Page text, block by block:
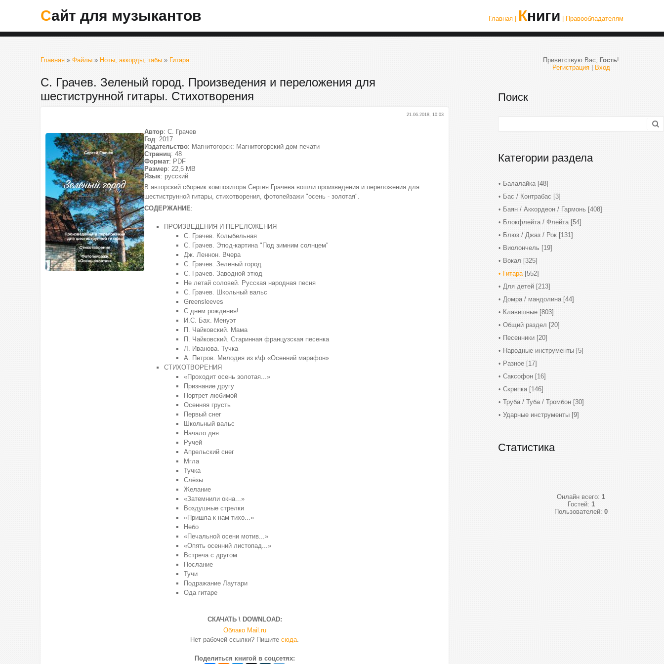
Сайт для музыкантов Главная | Книги | Правообладателям
Главная » Файлы » Ноты, аккорды, табы » Гитара
С. Грачев. Зеленый город. Произведения и переложения для
шестиструнной гитары. Стихотворения
21.06.2018, 10:03
Автор: С. Грачев
Год: 2017
Издательство: Магнитогорск: Магнитогорский дом печати
Страниц: 48
Формат: PDF
Размер: 22,5 МВ
Язык: русский
В авторский сборник композитора Сергея Грачева вошли произведения и переложения для
шестиструнной гитары, стихотворения, фотопейзажи "осень - золотая".
СОДЕРЖАНИЕ:
ПРОИЗВЕДЕНИЯ И ПЕРЕЛОЖЕНИЯ
С. Грачев. Колыбельная
С. Грачев. Этюд-картина "Под зимним солнцем"
Дж. Леннон. Вчера
С. Грачев. Зеленый город
С. Грачев. Заводной этюд
Не летай соловей. Русская народная песня
С. Грачев. Школьный вальс
Greensleeves
С днем рождения!
И.С. Бах. Менуэт
П. Чайковский. Мама
П. Чайковский. Старинная французская песенка
Л. Иванова. Тучка
А. Петров. Мелодия из к\ф «Осенний марафон»
СТИХОТВОРЕНИЯ
«Проходит осень золотая...»
Признание другу
Портрет любимой
Осенняя грусть
Первый снег
Школьный вальс
Начало дня
Ручей
Апрельский снег
Мгла
Тучка
Слёзы
Желание
«Затемнили окна...»
Воздушные стрелки
«Пришла к нам тихо...»
Небо
«Печальной осени мотив...»
«Опять осенний листопад...»
Встреча с другом
Послание
Тучи
Подражание Лаутари
Ода гитаре
СКАЧАТЬ \ DOWNLOAD:
Облако Mail.ru
Нет рабочей ссылки? Пишите сюда.
Поделиться книгой в соцсетях:
Приветствую Вас, Гость!
Регистрация| Вход
Поиск
Категории раздела
Балалайка [48]
Бас / Контрабас [3]
Баян / Аккордеон / Гармонь [408]
Блокфлейта / Флейта [54]
Блюз / Джаз / Рок [131]
Виолончель [19]
Вокал [325]
Гитара [552]
Для детей [213]
Домра / мандолина [44]
Клавишные [803]
Общий раздел [20]
Песенники [20]
Народные инструменты [5]
Разное [17]
Саксофон [16]
Скрипка [146]
Труба / Туба / Тромбон [30]
Ударные инструменты [9]
Статистика
Онлайн всего: 1
Гостей: 1
Пользователей: 0